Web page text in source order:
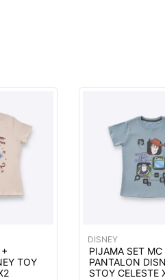
TOY
DISNEY
PIJAMA SET MC
PANTALON
STOY CELESTE